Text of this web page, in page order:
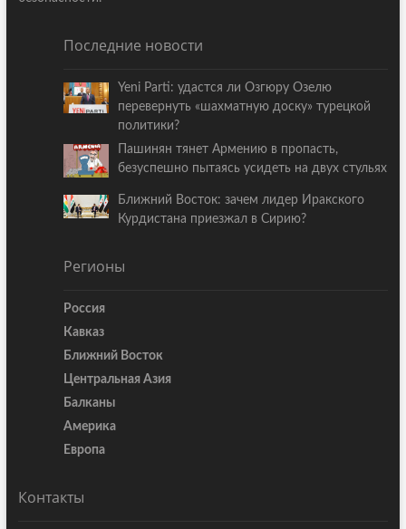
Последние новости
Yeni Parti: удастся ли Озгюру Озелю
перевернуть «шахматную доску» турецкой
политики?
Пашинян тянет Армению в пропасть,
безуспешно пытаясь усидеть на двух стульях
Ближний Восток: зачем лидер Иракского
Курдистана приезжал в Сирию?
Регионы
Россия
Кавказ
Ближний Восток
Центральная Азия
Балканы
Америка
Европа
Контакты